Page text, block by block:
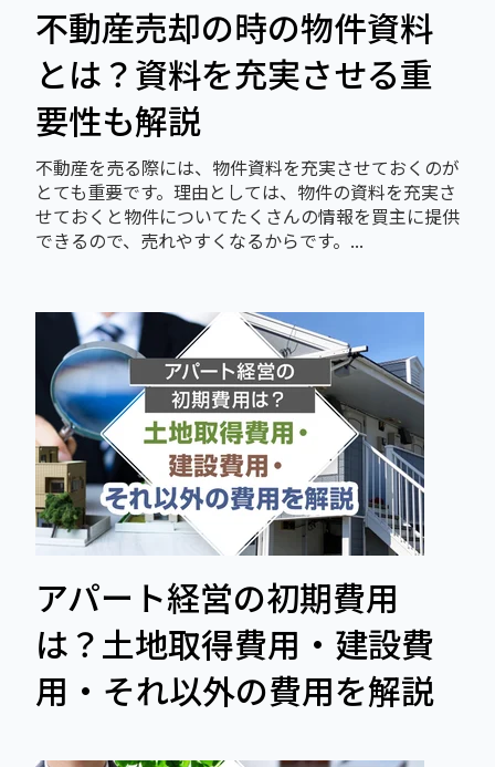
不動産売却の時の物件資料
とは？資料を充実させる重
要性も解説
不動産を売る際には、物件資料を充実させておくのが
とても重要です。理由としては、物件の資料を充実さ
せておくと物件についてたくさんの情報を買主に提供
できるので、売れやすくなるからです。...
アパート経営の初期費用
は？土地取得費用・建設費
用・それ以外の費用を解説